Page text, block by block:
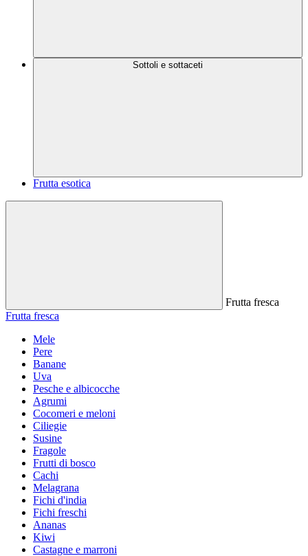
Sottoli e sottaceti
Frutta esotica
Frutta fresca
Frutta fresca
Mele
Pere
Banane
Uva
Pesche e albicocche
Agrumi
Cocomeri e meloni
Ciliegie
Susine
Fragole
Frutti di bosco
Cachi
Melagrana
Fichi d'india
Fichi freschi
Ananas
Kiwi
Castagne e marroni